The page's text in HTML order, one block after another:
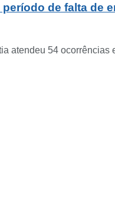
de falta de
atendeu 54